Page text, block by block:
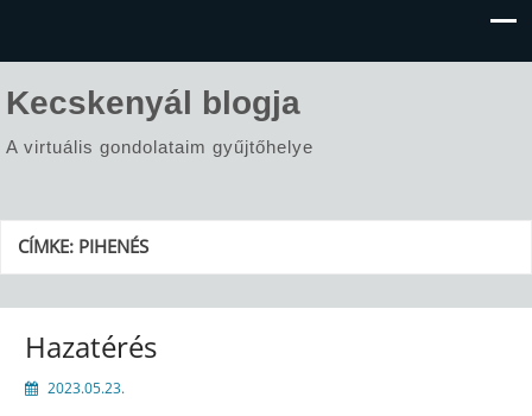
Kecskenyál blogja
A virtuális gondolataim gyűjtőhelye
CÍMKE: PIHENÉS
Hazatérés
2023.05.23.